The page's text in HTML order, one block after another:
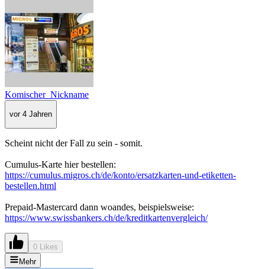
Komischer_Nickname
vor 4 Jahren
Scheint nicht der Fall zu sein - somit.
Cumulus-Karte hier bestellen:
https://cumulus.migros.ch/de/konto/ersatzkarten-und-etiketten-
bestellen.html
Prepaid-Mastercard dann woandes, beispielsweise:
https://www.swissbankers.ch/de/kreditkartenvergleich/
0 Likes
Mehr